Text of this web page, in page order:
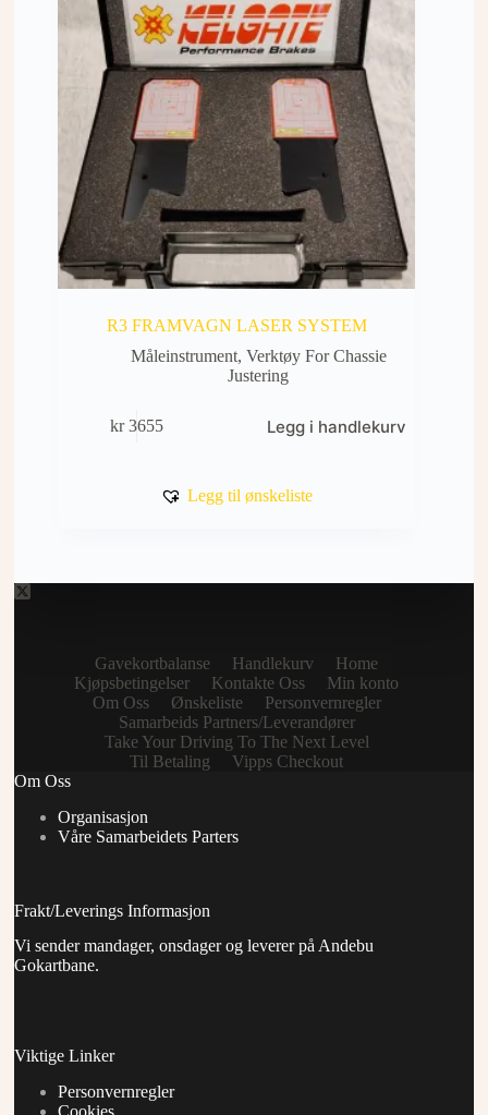
R3 FRAMVAGN LASER SYSTEM
Måleinstrument, Verktøy For Chassie
Justering
kr3655 Legg i handlekurv
Legg til ønskeliste
Gavekortbalanse Handlekurv
Home
Kjøpsbetingelser
Kontakte Oss
Min konto
Om Oss
Ønskeliste
Personvernregler
Samarbeids Partners/Leverandører
Take Your Driving To The Next Level
Til Betaling
Vipps Checkout
Om Oss
Organisasjon
Våre Samarbeidets Parters
Frakt/Leverings Informasjon
Vi sender mandager, onsdager og leverer på Andebu
Gokartbane.
Viktige Linker
Personvernregler
Cookies